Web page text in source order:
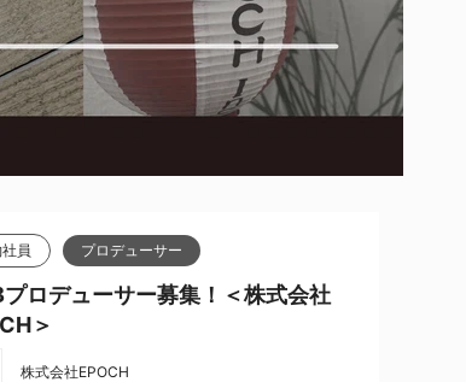
員 プロデューサー
ロデューサー募集！＜株式会社
＞
株式会社EPOCH